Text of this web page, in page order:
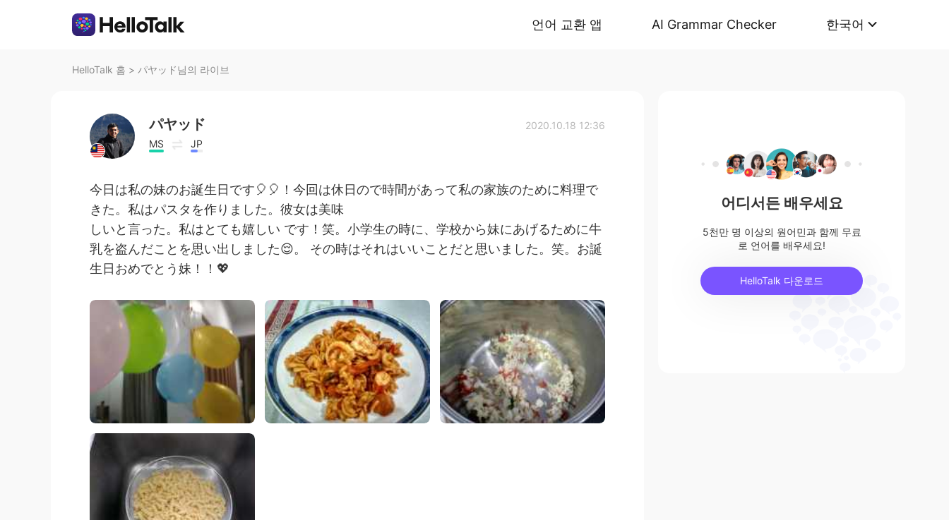
언어 교환 앱 AI Grammar Checker 한국어
HelloTalk 홈 > パヤッド님의 라이브
パヤッド
MS JP
2020.10.18 12:36
今日は私の妹のお誕生日です🎈🎈！今回は休日ので時間があって私の家族のために料理で
きた。私はパスタを作りました。彼女は美味
しいと言った。私はとても嬉しい です！笑。小学生の時に、学校から妹にあげるために牛
乳を盗んだことを思い出しました😌。 その時はそれはいいことだと思いました。笑。お誕
生日おめでとう妹！！💖
어디서든 배우세요
5천만 명 이상의 원어민과 함께 무료
로 언어를 배우세요!
HelloTalk 다운로드